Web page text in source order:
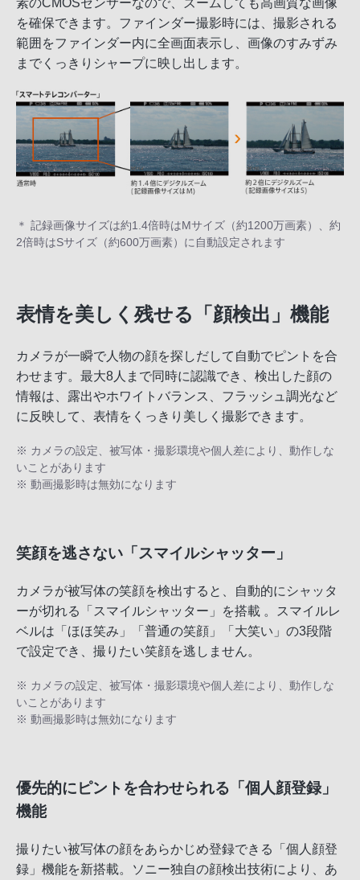
を確保できます。ファインダー撮影時には、撮影される
範囲をファインダー内に全画面表示し、画像のすみずみ
までくっきりシャープに映し出します。
＊ 記録画像サイズは約1.4倍時はMサイズ（約1200万画素）、約
2倍時はSサイズ（約600万画素）に自動設定されます
表情を美しく残せる「顔検出」機能
カメラが一瞬で人物の顔を探しだして自動でピントを合
わせます。最大8人まで同時に認識でき、検出した顔の
情報は、露出やホワイトバランス、フラッシュ調光など
に反映して、表情をくっきり美しく撮影できます。
※ カメラの設定、被写体・撮影環境や個人差により、動作しな
いことがあります
※ 動画撮影時は無効になります
笑顔を逃さない「スマイルシャッター」
カメラが被写体の笑顔を検出すると、自動的にシャッタ
ーが切れる「スマイルシャッター」を搭載 。スマイルレ
ベルは「ほほ笑み」「普通の笑顔」「大笑い」の3段階
で設定でき、撮りたい笑顔を逃しません。
※ カメラの設定、被写体・撮影環境や個人差により、動作しな
いことがあります
※ 動画撮影時は無効になります
優先的にピントを合わせられる「個人顔登録」
機能
撮りたい被写体の顔をあらかじめ登録できる「個人顔登
録」機能を新搭載。ソニー独自の顔検出技術により、あ